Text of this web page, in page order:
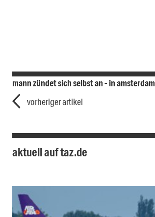
mann zündet sich selbst an - in amsterdam
vorheriger artikel
aktuell auf taz.de